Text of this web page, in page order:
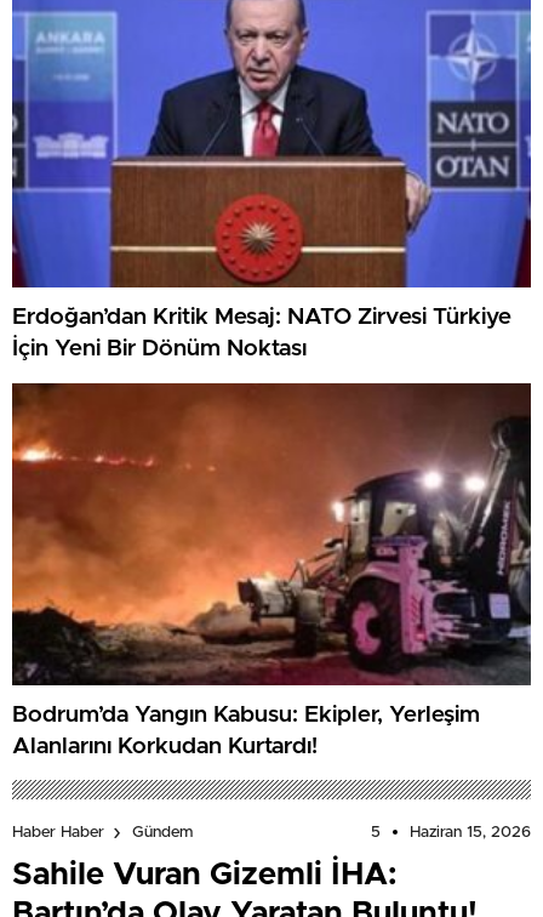
Erdoğan’dan Kritik Mesaj: NATO Zirvesi Türkiye
İçin Yeni Bir Dönüm Noktası
Bodrum’da Yangın Kabusu: Ekipler, Yerleşim
Alanlarını Korkudan Kurtardı!
Haber Haber Gündem 5 Haziran 15, 2026
Sahile Vuran Gizemli İHA: